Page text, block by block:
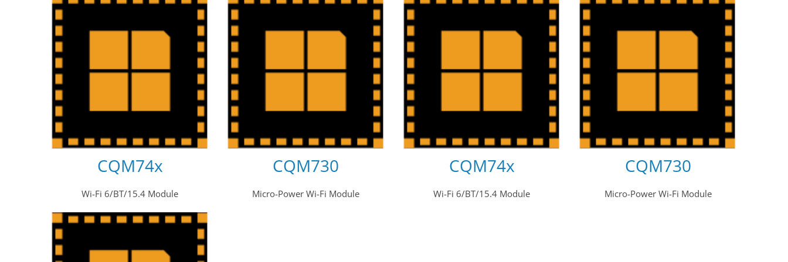
CQM74x
Wi-Fi 6/BT/15.4 Module
CQM730
Micro-Power Wi-Fi Module
CQM74x
Wi-Fi 6/BT/15.4 Module
CQM730
Micro-Power Wi-Fi Module